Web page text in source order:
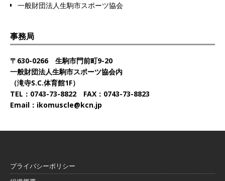
一般財団法人生駒市スポーツ協会
事務局
〒630-0266 生駒市門前町9-20
一般財団法人生駒市スポーツ協会内
（滝寺S.C.体育館1F）
TEL：0743-73-8822 FAX：0743-73-8823
Email：ikomuscle@kcn.jp
プライバシーポリシー